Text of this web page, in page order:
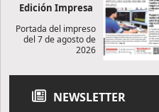
Edición Impresa
Portada del impreso
del 7 de agosto de
2026
NEWSLETTER